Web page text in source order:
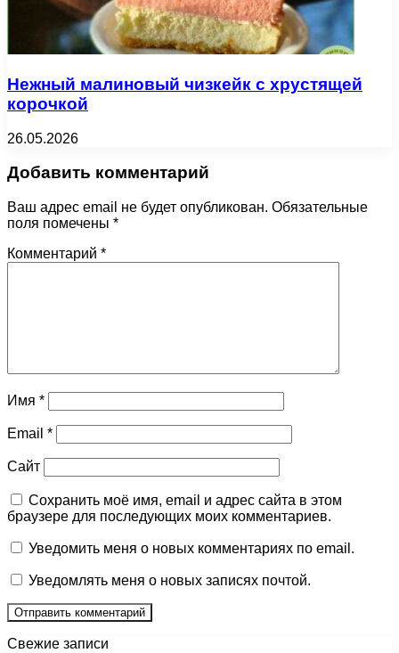
Нежный малиновый чизкейк с хрустящей
корочкой
26.05.2026
Добавить комментарий
Ваш адрес email не будет опубликован. Обязательные
поля помечены *
Комментарий *
Имя *
Email *
Сайт
Сохранить моё имя, email и адрес сайта в этом
браузере для последующих моих комментариев.
Уведомить меня о новых комментариях по email.
Уведомлять меня о новых записях почтой.
Свежие записи